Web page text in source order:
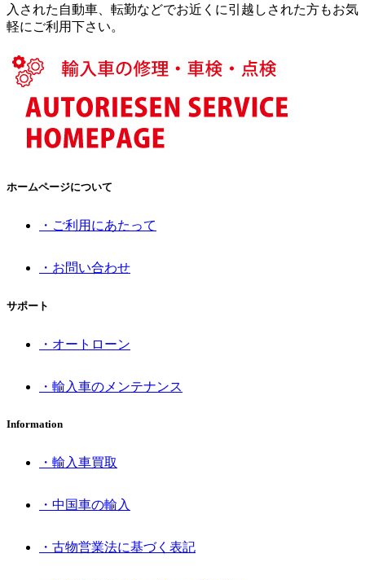
入された自動車、転勤などでお近くに引越しされた方もお気
軽にご利用下さい。
ホームページについて
・ご利用にあたって
・お問い合わせ
サポート
・オートローン
・輸入車のメンテナンス
Information
・輸入車買取
・中国車の輸入
・古物営業法に基づく表記